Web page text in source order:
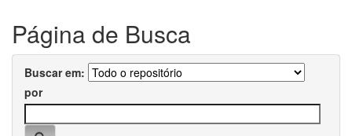
Página de Busca
Buscar em:
por